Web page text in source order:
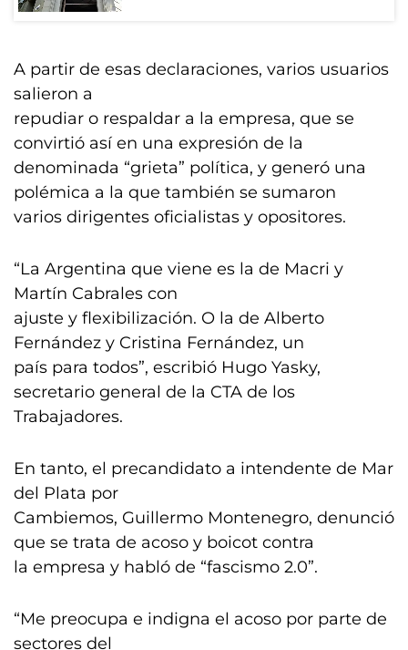
A partir de esas declaraciones, varios usuarios
salieron a
repudiar o respaldar a la empresa, que se
convirtió así en una expresión de la
denominada “grieta” política, y generó una
polémica a la que también se sumaron
varios dirigentes oficialistas y opositores.
“La Argentina que viene es la de Macri y
Martín Cabrales con
ajuste y flexibilización. O la de Alberto
Fernández y Cristina Fernández, un
país para todos”, escribió Hugo Yasky,
secretario general de la CTA de los
Trabajadores.
En tanto, el precandidato a intendente de Mar
del Plata por
Cambiemos, Guillermo Montenegro, denunció
que se trata de acoso y boicot contra
la empresa y habló de “fascismo 2.0”.
“Me preocupa e indigna el acoso por parte de
sectores del